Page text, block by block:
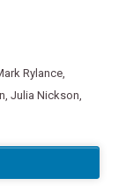
Rylance
Julia Nickson